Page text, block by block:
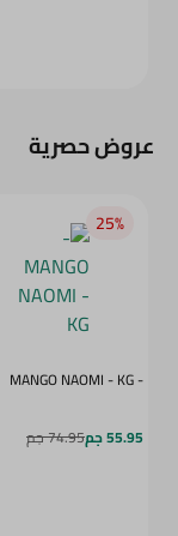
عروض حصرية
25‎%‎
- MANGO NAOMI - KG
55.95 جم 74.95 جم